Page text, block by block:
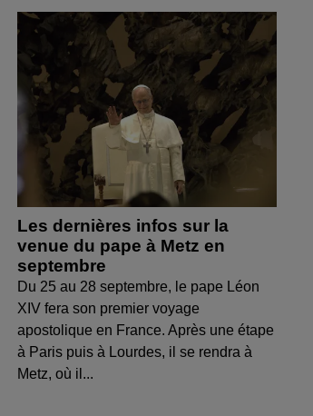
Les dernières infos sur la
venue du pape à Metz en
septembre
Du 25 au 28 septembre, le pape Léon
XIV fera son premier voyage
apostolique en France. Après une étape
à Paris puis à Lourdes, il se rendra à
Metz, où il...